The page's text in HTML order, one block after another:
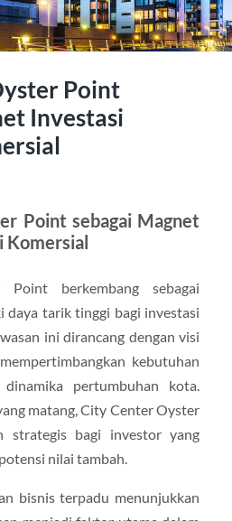
Point
Investasi
Point sebagai Magnet
Komersial
berkembang sebagai
daya tarik tinggi bagi investasi
ini dirancang dengan visi
kebutuhan
pertumbuhan kota.
matang, City Center Oyster
strategis bagi investor yang
nilai tambah.
bisnis terpadu menunjukkan